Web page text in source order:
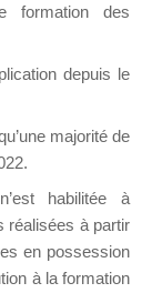
formation des
depuis le
majorité de
habilitée à
réalisées à partir
en possession
à la formation